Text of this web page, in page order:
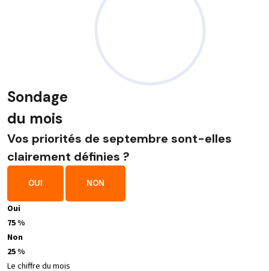
Sondage
du mois
Vos priorités de septembre sont-elles
clairement définies ?
OUI NON
Oui
75 %
Non
25 %
Le chiffre du mois